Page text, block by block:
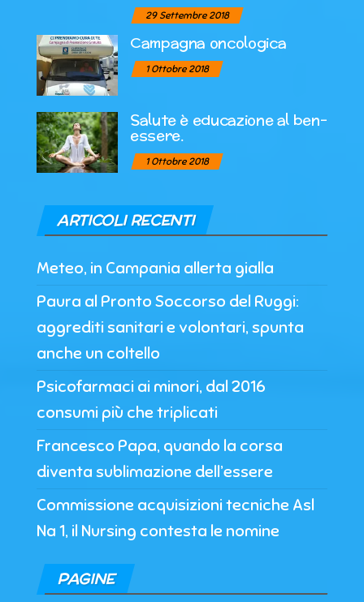
29 Settembre 2018
Campagna oncologica
1 Ottobre 2018
Salute è educazione al ben-
essere.
1 Ottobre 2018
ARTICOLI RECENTI
Meteo, in Campania allerta gialla
Paura al Pronto Soccorso del Ruggi:
aggrediti sanitari e volontari, spunta
anche un coltello
Psicofarmaci ai minori, dal 2016
consumi più che triplicati
Francesco Papa, quando la corsa
diventa sublimazione dell’essere
Commissione acquisizioni tecniche Asl
Na 1, il Nursing contesta le nomine
PAGINE